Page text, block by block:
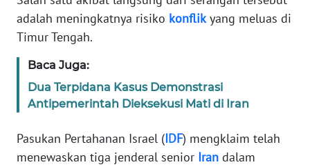
adalah meningkatnya risiko konflikyang meluas di
Timur Tengah.
Baca Juga:
Dua Terpidana Kasus Demonstrasi
Antipemerintah Dieksekusi Mati di Iran
Pasukan Pertahanan Israel (IDF) mengklaim telah
menewaskan tiga jenderal senior Iran dalam
KONTAK
INFO